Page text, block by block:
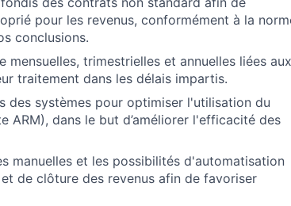
pour les revenus, conformément à la
conclusions.
trimestrielles et annuelles liées aux
traitement dans les délais impartis.
des systèmes pour optimiser l'utilisation du
ARM), dans le but d’améliorer l'efficacité des
manuelles et les possibilités d'automatisation
de clôture des revenus afin de favoriser